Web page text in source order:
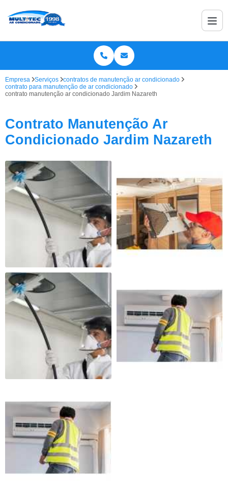
Empresa Serviços
contratos de manutenção ar condicionado
contrato para manutenção de ar condicionado
contrato manutenção ar condicionado Jardim Nazareth
Contrato Manutenção Ar
Condicionado Jardim Nazareth